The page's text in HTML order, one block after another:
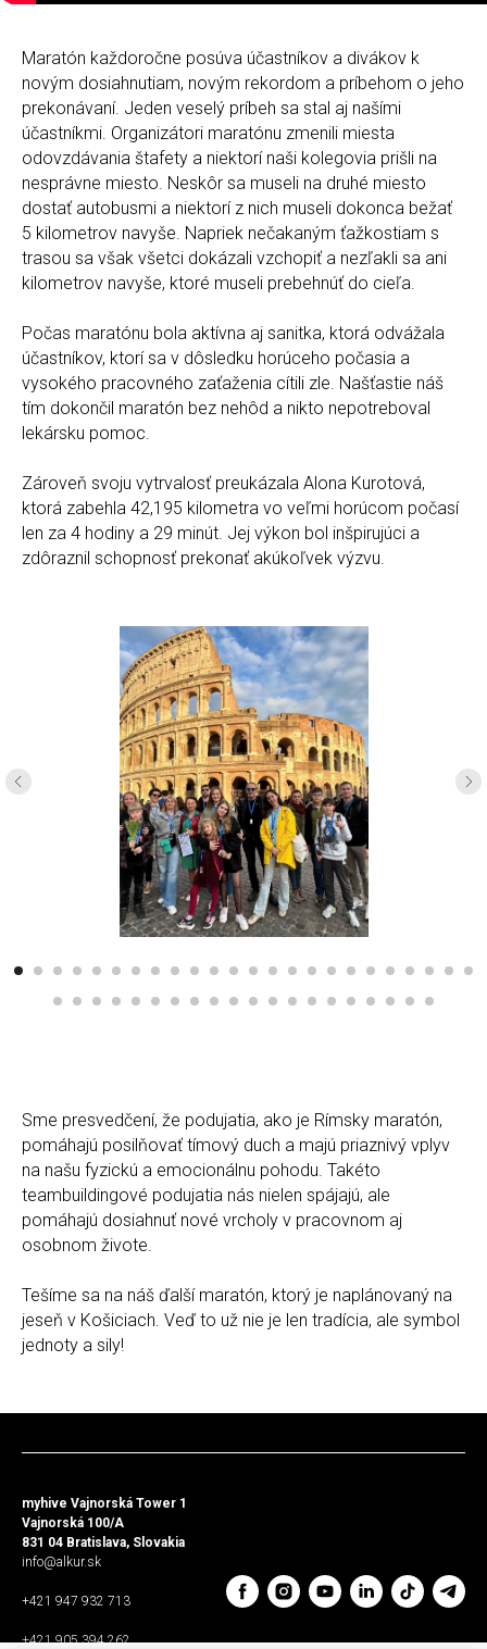
Maratón každoročne posúva účastníkov a divákov k
novým dosiahnutiam, novým rekordom a príbehom o jeho
prekonávaní. Jeden veselý príbeh sa stal aj našími
účastníkmi. Organizátori maratónu zmenili miesta
odovzdávania štafety a niektorí naši kolegovia prišli na
nesprávne miesto. Neskôr sa museli na druhé miesto
dostať autobusmi a niektorí z nich museli dokonca bežať
5 kilometrov navyše. Napriek nečakaným ťažkostiam s
trasou sa však všetci dokázali vzchopiť a nezľakli sa ani
kilometrov navyše, ktoré museli prebehnúť do cieľa.
Počas maratónu bola aktívna aj sanitka, ktorá odvážala
účastníkov, ktorí sa v dôsledku horúceho počasia a
vysokého pracovného zaťaženia cítili zle. Našťastie náš
tím dokončil maratón bez nehôd a nikto nepotreboval
lekársku pomoc.
Zároveň svoju vytrvalosť preukázala Alona Kurotová,
ktorá zabehla 42,195 kilometra vo veľmi horúcom počasí
len za 4 hodiny a 29 minút. Jej výkon bol inšpirujúci a
zdôraznil schopnosť prekonať akúkoľvek výzvu.
Sme presvedčení, že podujatia, ako je Rímsky maratón,
pomáhajú posilňovať tímový duch a majú priaznivý vplyv
na našu fyzickú a emocionálnu pohodu. Takéto
teambuildingové podujatia nás nielen spájajú, ale
pomáhajú dosiahnuť nové vrcholy v pracovnom aj
osobnom živote.
Tešíme sa na náš ďalší maratón, ktorý je naplánovaný na
jeseň v Košiciach. Veď to už nie je len tradícia, ale symbol
jednoty a sily!
myhive Vajnorská Tower 1
Vajnorská 100/A
831 04 Bratislava, Slovakia
info@alkur.sk
+421 947 932 713
+421 905 394 262